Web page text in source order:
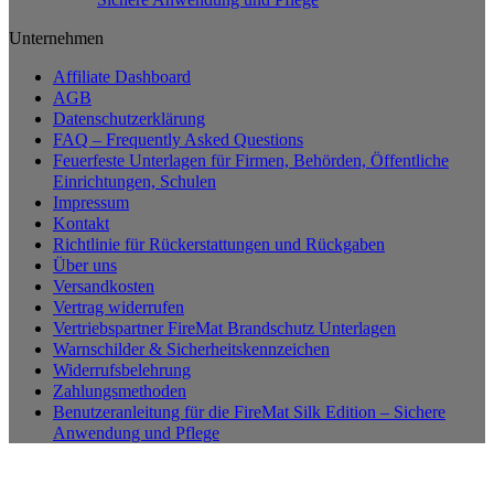
Unternehmen
Affiliate Dashboard
AGB
Datenschutzerklärung
FAQ – Frequently Asked Questions
Feuerfeste Unterlagen für Firmen, Behörden, Öffentliche
Einrichtungen, Schulen
Impressum
Kontakt
Richtlinie für Rückerstattungen und Rückgaben
Über uns
Versandkosten
Vertrag widerrufen
Vertriebspartner FireMat Brandschutz Unterlagen
Warnschilder & Sicherheitskennzeichen
Widerrufsbelehrung
Zahlungsmethoden
Benutzeranleitung für die FireMat Silk Edition – Sichere
Anwendung und Pflege